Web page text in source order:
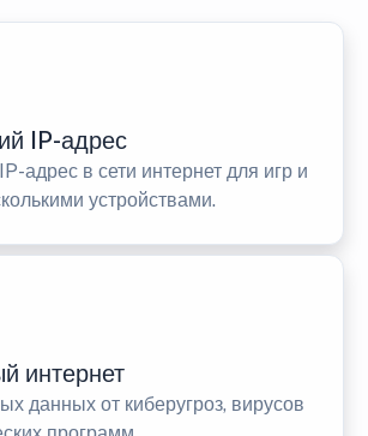
IP-адрес
адрес в сети интернет для игр и
устройствами.
интернет
данных от киберугроз, вирусов